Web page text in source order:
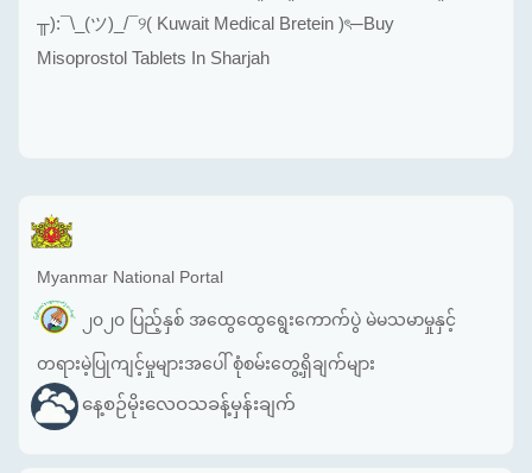
╥):¯\_(ツ)_/¯୨( Kuwait Medical Bretein )ৎ─Buy
Misoprostol Tablets In Sharjah
Myanmar National Portal
၂၀၂၀ ပြည့်နှစ် အထွေထွေရွေးကောက်ပွဲ မဲမသမာမှုနှင့်
တရားမဲ့ပြုကျင့်မှုများအပေါ် စုံစမ်းတွေ့ရှိချက်များ
နေ့စဉ်မိုးလေဝသခန့်မှန်းချက်